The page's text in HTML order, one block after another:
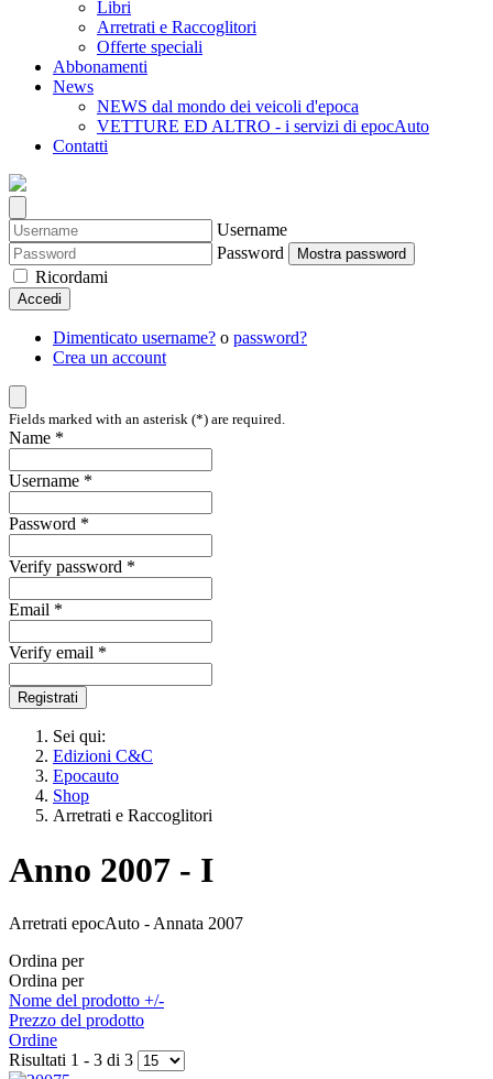
Libri
Arretrati e Raccoglitori
Offerte speciali
Abbonamenti
News
NEWS dal mondo dei veicoli d'epoca
VETTURE ED ALTRO - i servizi di epocAuto
Contatti
Username
Password
Mostra password
Ricordami
Accedi
Dimenticato username? o password?
Crea un account
Fields marked with an asterisk (*) are required.
Name *
Username *
Password *
Verify password *
Email *
Verify email *
Registrati
Sei qui:
Edizioni C&C
Epocauto
Shop
Arretrati e Raccoglitori
Anno 2007 - I
Arretrati epocAuto - Annata 2007
Ordina per
Ordina per
Nome del prodotto +/-
Prezzo del prodotto
Ordine
Risultati 1 - 3 di 3